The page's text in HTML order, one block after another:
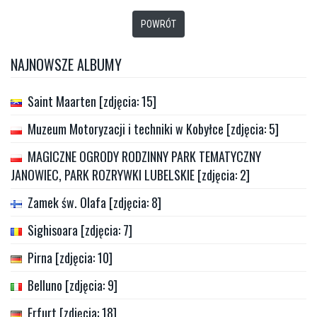
POWRÓT
NAJNOWSZE ALBUMY
Saint Maarten [zdjęcia: 15]
Muzeum Motoryzacji i techniki w Kobyłce [zdjęcia: 5]
MAGICZNE OGRODY RODZINNY PARK TEMATYCZNY
JANOWIEC, PARK ROZRYWKI LUBELSKIE [zdjęcia: 2]
Zamek św. Olafa [zdjęcia: 8]
Sighisoara [zdjęcia: 7]
Pirna [zdjęcia: 10]
Belluno [zdjęcia: 9]
Erfurt [zdjęcia: 18]